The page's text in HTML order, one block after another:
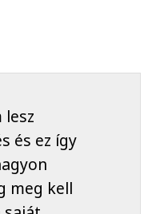
lesz
és ez így
meg kell